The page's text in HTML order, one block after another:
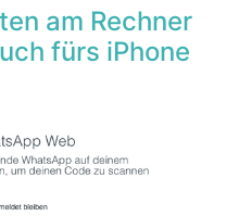
am Rechner
fürs iPhone